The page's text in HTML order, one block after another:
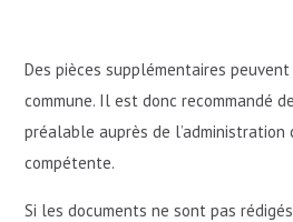
Des pièces supplémentaires
commune. Il est donc recommandé
préalable auprès de l’administration
compétente.
Si les documents ne sont pas